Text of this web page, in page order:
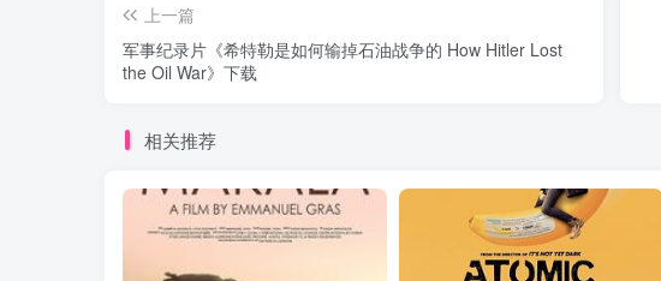
上一篇
军事纪录片《希特勒是如何输掉石油战争的 How Hitler Lost
the Oil War》下载
相关推荐